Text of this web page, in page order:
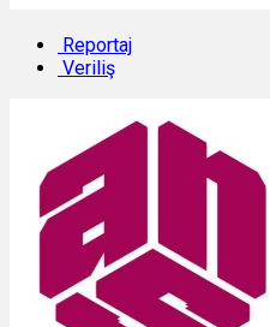
Reportaj
Veriliş